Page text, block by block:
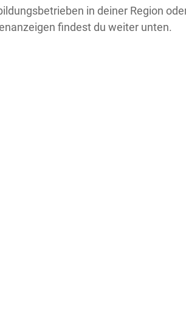
in deiner Region
findest du weiter unten.